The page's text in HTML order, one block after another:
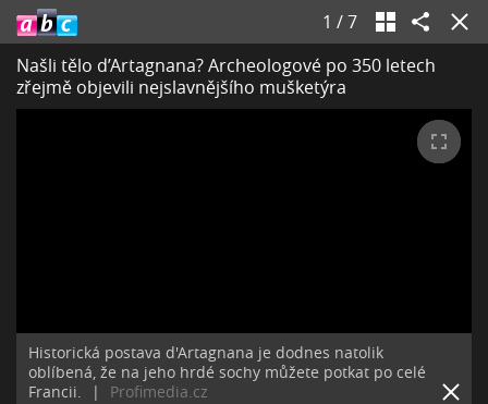
1 /7
Našli tělo d’Artagnana? Archeologové po 350 letech
zřejmě objevili nejslavnějšího mušketýra
Historická postava d'Artagnana je dodnes natolik
oblíbená, že na jeho hrdé sochy můžete potkat po celé
Francii.
| Profimedia.cz